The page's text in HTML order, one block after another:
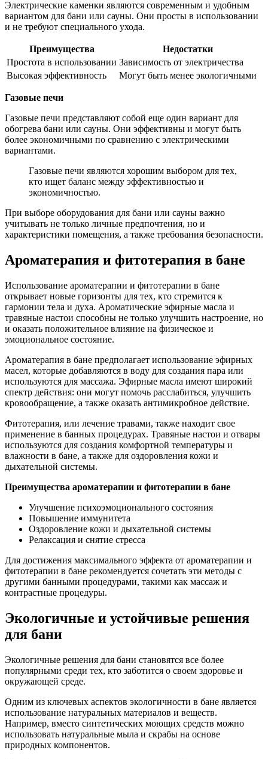
Электрические каменки являются современным и удобным
вариантом для бани или сауны. Они просты в использовании
и не требуют специального ухода.
Преимущества
Недостатки
Простота в использовании Зависимость от электричества
Высокая эффективность
Могут быть менее экологичными
Газовые печи
Газовые печи представляют собой еще один вариант для
обогрева бани или сауны. Они эффективны и могут быть
более экономичными по сравнению с электрическими
вариантами.
Газовые печи являются хорошим выбором для тех,
кто ищет баланс между эффективностью и
экономичностью.
При выборе оборудования для бани или сауны важно
учитывать не только личные предпочтения, но и
характеристики помещения, а также требования безопасности.
Ароматерапия и фитотерапия в бане
Использование ароматерапии и фитотерапии в бане
открывает новые горизонты для тех, кто стремится к
гармонии тела и духа. Ароматические эфирные масла и
травяные настои способны не только улучшить настроение, но
и оказать положительное влияние на физическое и
эмоциональное состояние.
Ароматерапия в бане предполагает использование эфирных
масел, которые добавляются в воду для создания пара или
используются для массажа. Эфирные масла имеют широкий
спектр действия: они могут помочь расслабиться, улучшить
кровообращение, а также оказать антимикробное действие.
Фитотерапия, или лечение травами, также находит свое
применение в банных процедурах. Травяные настои и отвары
используются для создания комфортной температуры и
влажности в бане, а также для оздоровления кожи и
дыхательной системы.
Преимущества ароматерапии и фитотерапии в бане
Улучшение психоэмоционального состояния
Повышение иммунитета
Оздоровление кожи и дыхательной системы
Релаксация и снятие стресса
Для достижения максимального эффекта от ароматерапии и
фитотерапии в бане рекомендуется сочетать эти методы с
другими банными процедурами, такими как массаж и
контрастные процедуры.
Экологичные и устойчивые решения
для бани
Экологичные решения для бани становятся все более
популярными среди тех, кто заботится о своем здоровье и
окружающей среде.
Одним из ключевых аспектов экологичности в бане является
использование натуральных материалов и веществ.
Например, вместо синтетических моющих средств можно
использовать натуральные мыла и скрабы на основе
природных компонентов.